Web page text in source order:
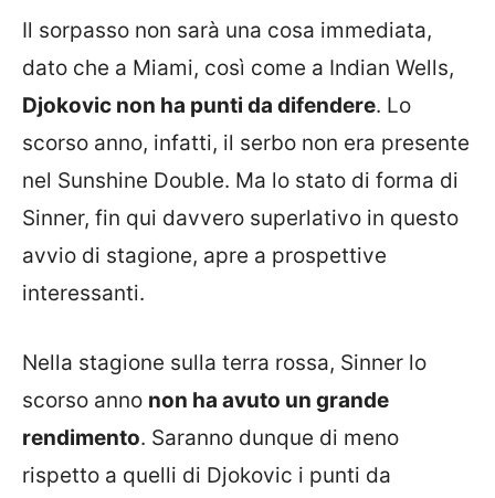
Il sorpasso non sarà una cosa immediata,
dato che a Miami, così come a Indian Wells,
Djokovic non ha punti da difendere. Lo
scorso anno, infatti, il serbo non era presente
nel Sunshine Double. Ma lo stato di forma di
Sinner, fin qui davvero superlativo in questo
avvio di stagione, apre a prospettive
interessanti.
Nella stagione sulla terra rossa, Sinner lo
scorso anno non ha avuto un grande
rendimento. Saranno dunque di meno
rispetto a quelli di Djokovic i punti da